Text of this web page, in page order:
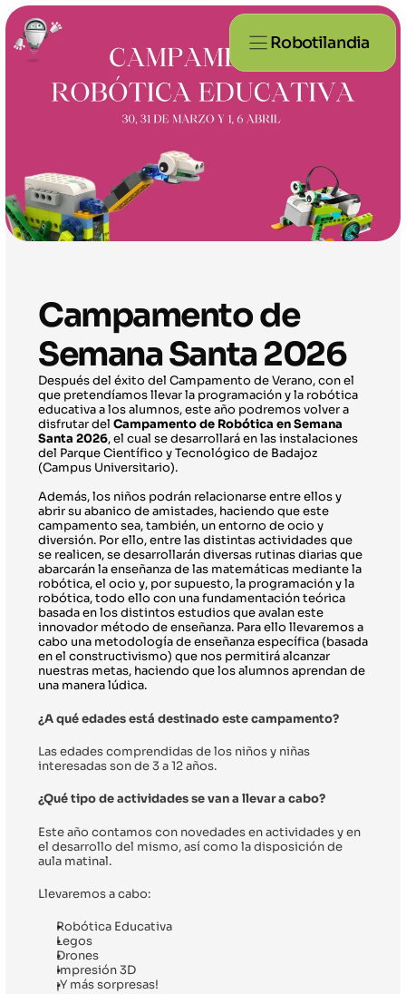
Campamento de
Semana Santa 2026
Después del éxito del Campamento de Verano, con el
que pretendíamos llevar la programación y la robótica
educativa a los alumnos, este año podremos volver a
disfrutar del Campamento de Robótica en Semana
Santa 2026, el cual se desarrollará en las instalaciones
del Parque Científico y Tecnológico de Badajoz
(Campus Universitario).
Además, los niños podrán relacionarse entre ellos y
abrir su abanico de amistades, haciendo que este
campamento sea, también, un entorno de ocio y
diversión. Por ello, entre las distintas actividades que
se realicen, se desarrollarán diversas rutinas diarias que
abarcarán la enseñanza de las matemáticas mediante la
robótica, el ocio y, por supuesto, la programación y la
robótica, todo ello con una fundamentación teórica
basada en los distintos estudios que avalan este
innovador método de enseñanza. Para ello llevaremos a
cabo una metodología de enseñanza específica (basada
en el constructivismo) que nos permitirá alcanzar
nuestras metas, haciendo que los alumnos aprendan de
una manera lúdica.
¿A qué edades está destinado este campamento?
Las edades comprendidas de los niños y niñas
interesadas son de 3 a 12 años.
¿Qué tipo de actividades se van a llevar a cabo?
Este año contamos con novedades en actividades y en
el desarrollo del mismo, así como la disposición de
aula matinal.
Llevaremos a cabo:
Robótica Educativa
Legos
Drones
Impresión 3D
¡Y más sorpresas!
Robotilandia